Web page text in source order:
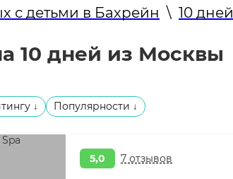
с детьми в Бахрейн \ 10 дней
10 дней из Москвы
↓ Популярности ↓
5,0 7 отзывов